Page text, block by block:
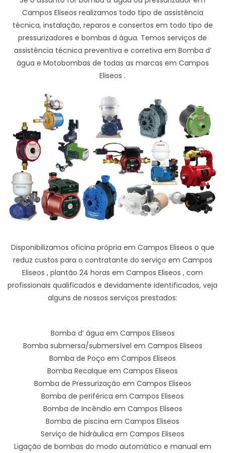
Campos Eliseos realizamos todo tipo de assistência
técnica, instalação, reparos e consertos em todo tipo de
pressurizadores e bombas d água. Temos serviços de
assistência técnica preventiva e corretiva em Bomba d’
água e Motobombas de todas as marcas em Campos
Eliseos .
Disponibilizamos oficina própria em Campos Eliseos o que
reduz custos para o contratante do serviço em Campos
Eliseos , plantão 24 horas em Campos Eliseos , com
profissionais qualificados e devidamente identificados, veja
alguns de nossos serviços prestados:
Bomba d’ água em Campos Eliseos
Bomba submersa/submersível em Campos Eliseos
Bomba de Poço em Campos Eliseos
Bomba Recalque em Campos Eliseos
Bomba de Pressurização em Campos Eliseos
Bomba de periférica em Campos Eliseos
Bomba de Incêndio em Campos Eliseos
Bomba de piscina em Campos Eliseos
Serviço de hidráulica em Campos Eliseos
Ligação de bombas do modo automático e manual em